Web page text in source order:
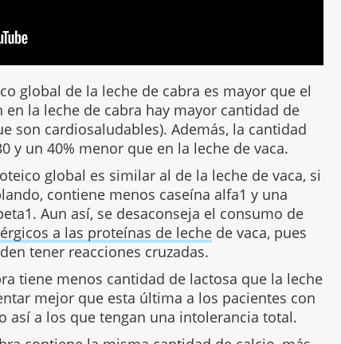
global de la leche de cabra es mayor que el
en la leche de cabra hay mayor cantidad de
son cardiosaludables). Además, la cantidad
y un 40% menor que en la leche de vaca.
global es similar al de la leche de vaca, si
contiene menos caseína alfa1 y una
Aun así, se desaconseja el consumo de
a las proteínas de leche de vaca, pues
tener reacciones cruzadas.
tiene menos cantidad de lactosa que la leche
mejor que esta última a los pacientes con
así a los que tengan una intolerancia total.